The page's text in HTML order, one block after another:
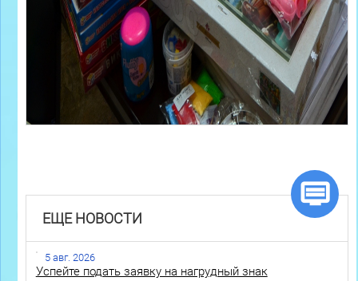
ЕЩЕ НОВОСТИ
5 авг. 2026
Успейте подать заявку на нагрудный знак